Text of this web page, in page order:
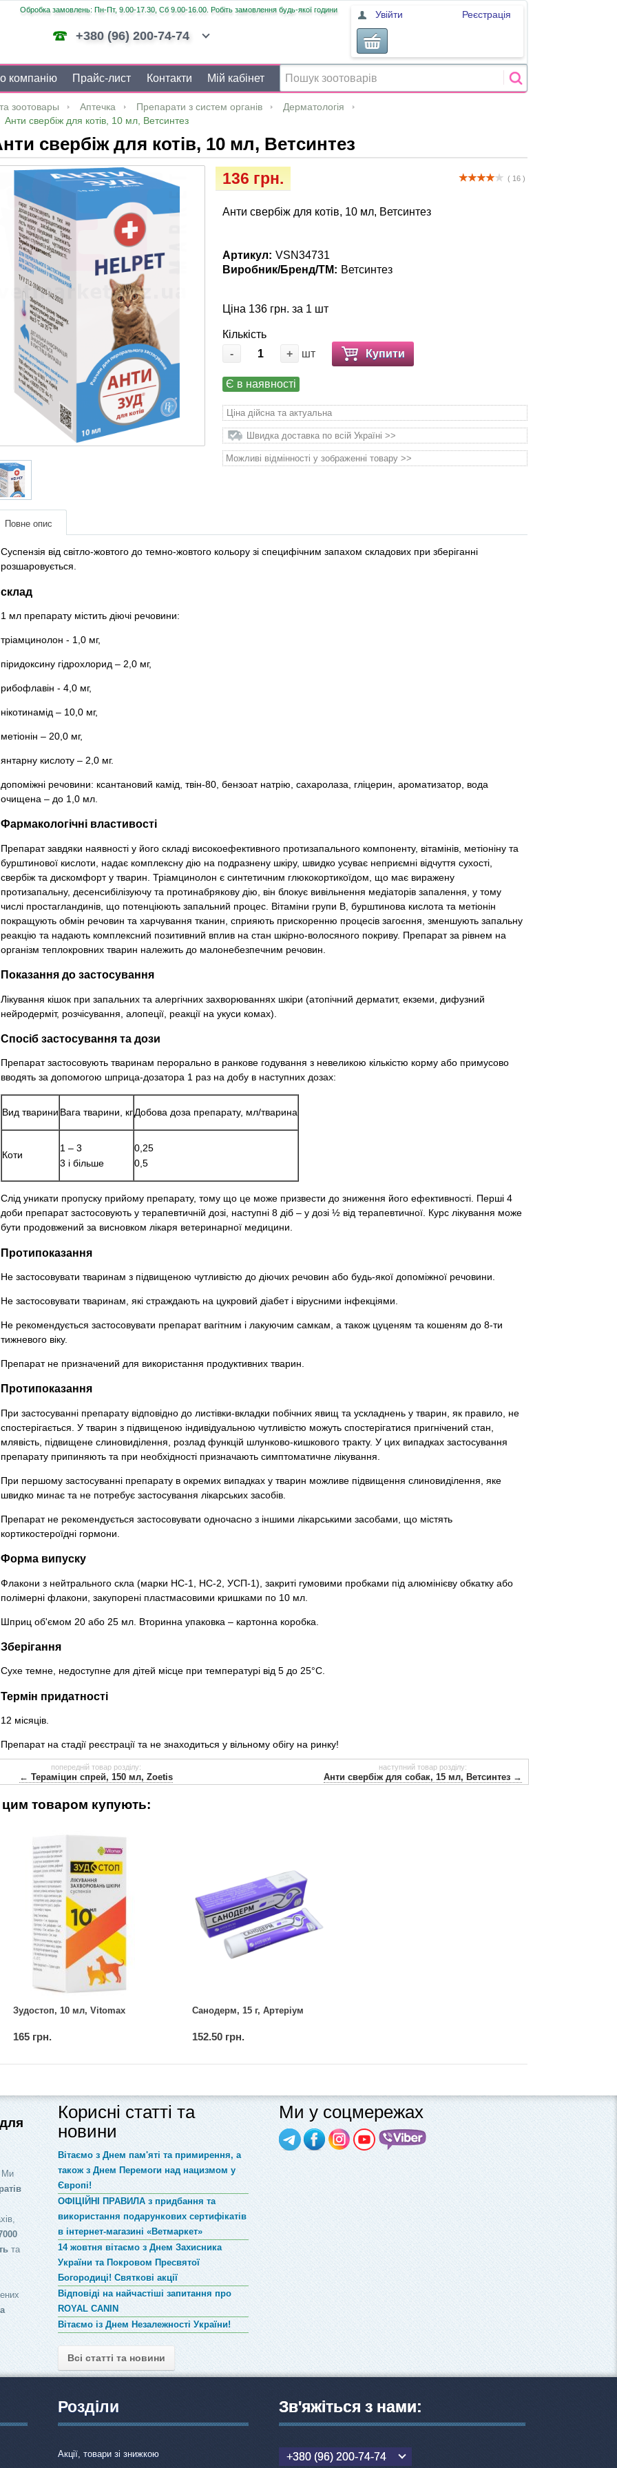
Обробка замовлень: Пн-Пт, 9.00-17.30, Сб 9.00-16.00. Робіть замовлення будь-якої години
+380 (96) 200-74-74
Увійти Реєстрація
компанію Прайс-лист Контакти Мій кабінет
зоотовары Аптечка Препарати з систем органів
Дерматологія
Анти свербіж для котів, 10 мл, Ветсинтез
свербіж для котів, 10 мл, Ветсинтез
( 16 )
136 грн.
Анти свербіж для котів, 10 мл, Ветсинтез
Артикул: VSN34731
Виробник/Бренд/ТМ: Ветсинтез
Ціна 136 грн. за 1 шт
Кількість
-
+ шт Купити
Є в наявності
Ціна дійсна та актуальна
Швидка доставка по всій Україні >>
Можливі відмінності у зображенні товару >>
Повне опис
Суспензія від світло-жовтого до темно-жовтого кольору зі специфічним запахом складових при зберіганні
розшаровується.
склад
1 мл препарату містить діючі речовини:
тріамцинолон - 1,0 мг,
піридоксину гідрохлорид – 2,0 мг,
рибофлавін - 4,0 мг,
нікотинамід – 10,0 мг,
метіонін – 20,0 мг,
янтарну кислоту – 2,0 мг.
допоміжні речовини: ксантановий камід, твін-80, бензоат натрію, сахаролаза, гліцерин, ароматизатор, вода
очищена – до 1,0 мл.
Фармакологічні властивості
Препарат завдяки наявності у його складі високоефективного протизапального компоненту, вітамінів, метіоніну та
бурштинової кислоти, надає комплексну дію на подразнену шкіру, швидко усуває неприємні відчуття сухості,
свербіж та дискомфорт у тварин. Тріамцинолон є синтетичним глюкокортикоїдом, що має виражену
протизапальну, десенсибілізуючу та протинабрякову дію, він блокує вивільнення медіаторів запалення, у тому
числі простагландинів, що потенціюють запальний процес. Вітаміни групи В, бурштинова кислота та метіонін
покращують обмін речовин та харчування тканин, сприяють прискоренню процесів загоєння, зменшують запальну
реакцію та надають комплексний позитивний вплив на стан шкірно-волосяного покриву. Препарат за рівнем на
організм теплокровних тварин належить до малонебезпечним речовин.
Показання до застосування
Лікування кішок при запальних та алергічних захворюваннях шкіри (атопічний дерматит, екземи, дифузний
нейродерміт, розчісування, алопеції, реакції на укуси комах).
Спосіб застосування та дози
Препарат застосовують тваринам перорально в ранкове годування з невеликою кількістю корму або примусово
вводять за допомогою шприца-дозатора 1 раз на добу в наступних дозах:
Вид тварини Вага тварини, кгДобова доза препарату, мл/тварина
Коти
1 – 3
3 і більше
0,25
0,5
Слід уникати пропуску прийому препарату, тому що це може призвести до зниження його ефективності. Перші 4
доби препарат застосовують у терапевтичній дозі, наступні 8 діб – у дозі ½ від терапевтичної. Курс лікування може
бути продовжений за висновком лікаря ветеринарної медицини.
Протипоказання
Не застосовувати тваринам з підвищеною чутливістю до діючих речовин або будь-якої допоміжної речовини.
Не застосовувати тваринам, які страждають на цукровий діабет і вірусними інфекціями.
Не рекомендується застосовувати препарат вагітним і лакуючим самкам, а також цуценям та кошеням до 8-ти
тижневого віку.
Препарат не призначений для використання продуктивних тварин.
Протипоказання
При застосуванні препарату відповідно до листівки-вкладки побічних явищ та ускладнень у тварин, як правило, не
спостерігається. У тварин з підвищеною індивідуальною чутливістю можуть спостерігатися пригнічений стан,
млявість, підвищене слиновиділення, розлад функцій шлунково-кишкового тракту. У цих випадках застосування
препарату припиняють та при необхідності призначають симптоматичне лікування.
При першому застосуванні препарату в окремих випадках у тварин можливе підвищення слиновиділення, яке
швидко минає та не потребує застосування лікарських засобів.
Препарат не рекомендується застосовувати одночасно з іншими лікарськими засобами, що містять
кортикостероїдні гормони.
Форма випуску
Флакони з нейтрального скла (марки НС-1, НС-2, УСП-1), закриті гумовими пробками під алюмінієву обкатку або
полімерні флакони, закупорені пластмасовими кришками по 10 мл.
Шприц об'ємом 20 або 25 мл. Вторинна упаковка – картонна коробка.
Зберігання
Сухе темне, недоступне для дітей місце при температурі від 5 до 25°С.
Термін придатності
12 місяців.
Препарат на стадії реєстрації та не знаходиться у вільному обігу на ринку!
попередній товар розділу:
← Тераміцин спрей, 150 мл, Zoetis
наступний товар розділу:
Анти свербіж для собак, 15 мл, Ветсинтез →
товаром купують:
Зудостоп, 10 мл, Vitomax
165 грн.
Санодерм, 15 г, Артеріум
152.50 грн.
та
Корисні статті та
новини
Вітаємо з Днем пам'яті та примирення, а
також з Днем Перемоги над нацизмом у
Європі!
ОФІЦІЙНІ ПРАВИЛА з придбання та
використання подарункових сертифікатів
в інтернет-магазині «Ветмаркет»
14 жовтня вітаємо з Днем Захисника
України та Покровом Пресвятої
Богородиці! Святкові акції
Відповіді на найчастіші запитання про
ROYAL CANIN
Вітаємо із Днем Незалежності України!
Всі статті та новини
Ми у соцмережах
Розділи
Акції, товари зі знижкою
Зв'яжіться з нами:
+380 (96) 200-74-74